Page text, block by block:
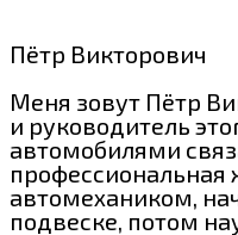
Пётр Викторович
Меня зовут Пётр
и руководитель
автомобилями
профессиональная
автомехаником,
подвеске, потом